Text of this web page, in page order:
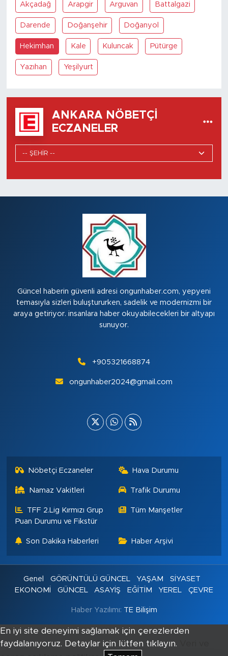
Akçadağ Arapgir Arguvan Battalgazi
Darende Doğanşehir Doğanyol
Hekimhan Kale Kuluncak Pütürge
Yazıhan Yeşilyurt
ANKARA NÖBETÇI
ECZANELER
Güncel haberin güvenli adresi ongunhaber.com, yepyeni
temasıyla sizleri buluştururken, sadelik ve modernizmi bir
araya getiriyor. insanlara haber okuyabilecekleri bir altyapı
sunuyor.
+905321668874
ongunhaber2024@gmail.com
Nöbetçi Eczaneler Hava Durumu
Namaz Vakitleri Trafik Durumu
TFF 2.Lig Kırmızı Grup
Puan Durumu ve Fikstür
Tüm Manşetler
Son Dakika Haberleri Haber Arşivi
Genel GÖRÜNTÜLÜ GÜNCEL YAŞAM
SİYASET
EKONOMİ
GÜNCEL ASAYİŞ EĞİTİM YEREL ÇEVRE
Haber Yazılımı: TE Bilişim
En iyi site deneyimi sağlamak için çerezlerden
faydalanıyoruz. Detaylar için lütfen tıklayın.